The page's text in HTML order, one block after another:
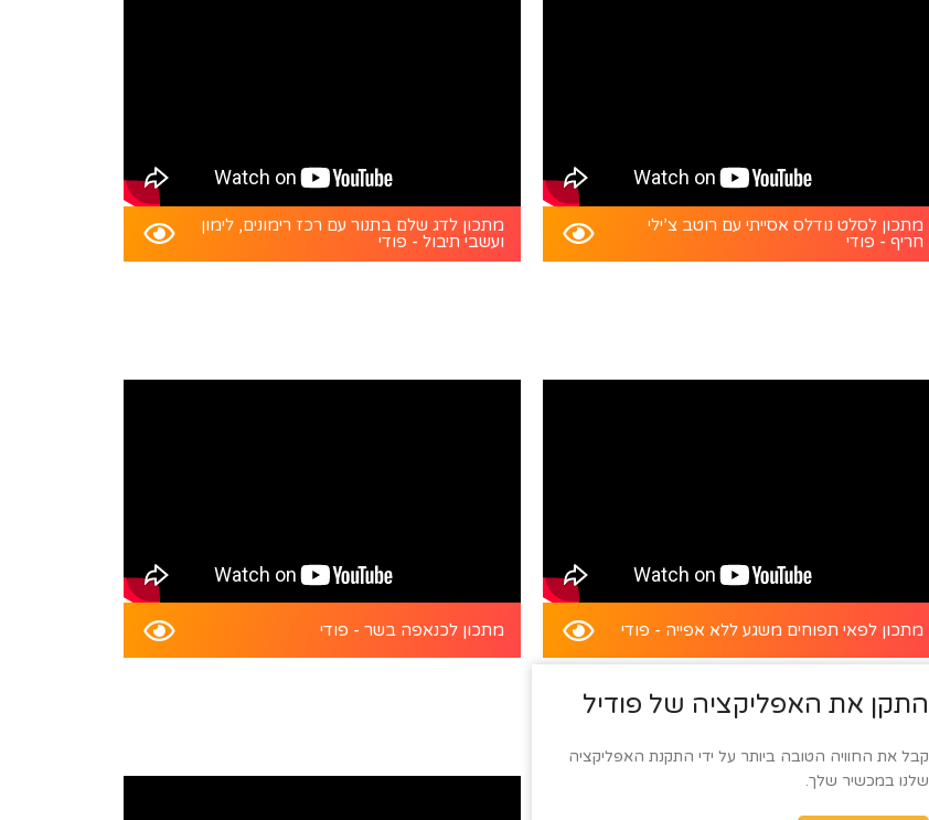
מתכון לסלט נודלס אסייתי עם רוטב צ’ילי
חריף - פודי
מתכון לדג שלם בתנור עם רכז רימונים, לימון
ועשבי תיבול - פודי
מתכון לפאי תפוחים משגע ללא אפייה - פודי מתכון לכנאפה בשר - פודי
התקן את האפליקציה של פודיל
קבל את החוויה הטובה ביותר על ידי התקנת האפליקציה
שלנו במכשיר שלך.